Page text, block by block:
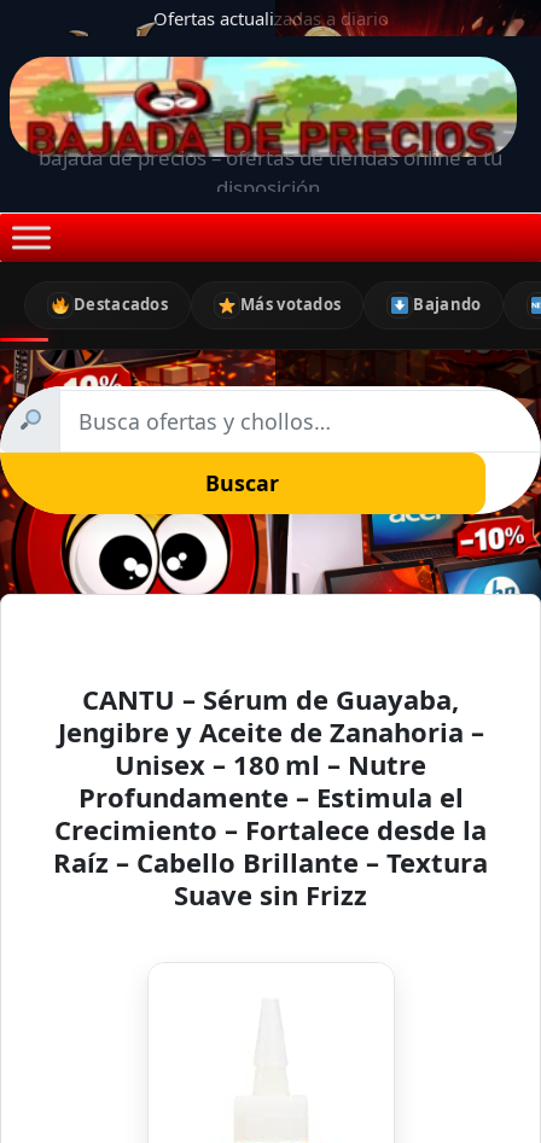
Ofertas actualizadas a diario
bajada de precios – ofertas de tiendas online a tu
disposición.
Destacados Más votados Bajando
Buscar
CANTU – Sérum de Guayaba,
Jengibre y Aceite de Zanahoria –
Unisex – 180 ml – Nutre
Profundamente – Estimula el
Crecimiento – Fortalece desde la
Raíz – Cabello Brillante – Textura
Suave sin Frizz